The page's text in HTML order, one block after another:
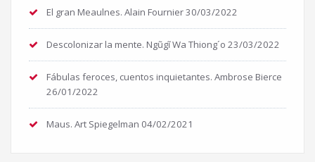
El gran Meaulnes. Alain Fournier30/03/2022
Descolonizar la mente. Ngũgĩ Wa Thiong´o 23/03/2022
Fábulas feroces, cuentos inquietantes. Ambrose Bierce
26/01/2022
Maus. Art Spiegelman 04/02/2021